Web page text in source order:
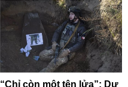
“Chỉ còn một tên lửa”: Dư